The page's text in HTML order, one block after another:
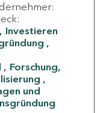
Investieren
Forschung,
und